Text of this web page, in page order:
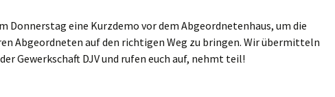
Donnerstag eine Kurzdemo vor dem Abgeordnetenhaus, um die
Abgeordneten auf den richtigen Weg zu bringen. Wir übermitteln
Gewerkschaft DJV und rufen euch auf, nehmt teil!